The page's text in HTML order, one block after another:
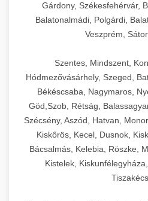
Gárdony, Székesfehérvár,
Balatonalmádi, Polgárdi,
Veszprém,
Szentes, Mindszent,
Hódmezővásárhely, Szeged,
Békéscsaba, Nagymaros,
Göd,Szob, Rétság,
Szécsény, Aszód, Hatvan,
Kiskőrös, Kecel, Dusnok,
Bácsalmás, Kelebia, Röszke,
Kistelek,